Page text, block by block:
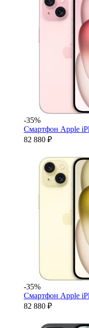
-35%
Смартфон Apple
82 880 ₽
-35%
Смартфон Apple
82 880 ₽